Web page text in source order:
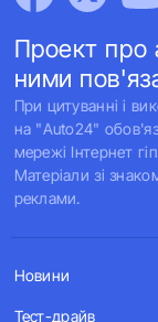
Проект про
ними
При цитуванні і
на "Auto24"
мережі Інтернет
Матеріали зі
реклами.
Новини
Тест-драйв